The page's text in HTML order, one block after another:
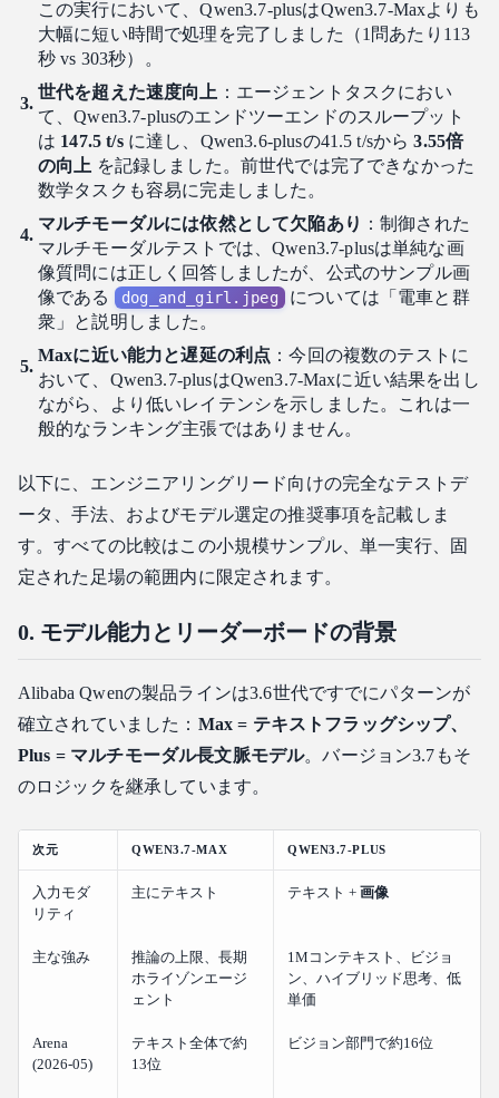
この実行において、Qwen3.7-plusはQwen3.7-Maxよりも
大幅に短い時間で処理を完了しました（1問あたり113
秒 vs 303秒）。
世代を超えた速度向上 ：エージェントタスクにおい
て、Qwen3.7-plusのエンドツーエンドのスループット
は 147.5 t/sに達し、Qwen3.6-plusの41.5 t/sから3.55倍
の向上 を記録しました。前世代では完了できなかった
数学タスクも容易に完走しました。
マルチモーダルには依然として欠陥あり ：制御された
マルチモーダルテストでは、Qwen3.7-plusは単純な画
像質問には正しく回答しましたが、公式のサンプル画
像である
dog_and_girl.jpeg については「電車と群
衆」と説明しました。
Maxに近い能力と遅延の利点 ：今回の複数のテストに
おいて、Qwen3.7-plusはQwen3.7-Maxに近い結果を出し
ながら、より低いレイテンシを示しました。これは一
般的なランキング主張ではありません。
以下に、エンジニアリングリード向けの完全なテストデ
ータ、手法、およびモデル選定の推奨事項を記載しま
す。すべての比較はこの小規模サンプル、単一実行、固
定された足場の範囲内に限定されます。
0. モデル能力とリーダーボードの背景
Alibaba Qwenの製品ラインは3.6世代ですでにパターンが
確立されていました： Max = テキストフラッグシップ、
Plus = マルチモーダル長文脈モデル。バージョン3.7もそ
のロジックを継承しています。
次元 QWEN3.7-MAX QWEN3.7-PLUS
入力モダ
リティ
主にテキスト テキスト + 画像
主な強み
推論の上限、長期
ホライゾンエージ
ェント
1Mコンテキスト、ビジョ
ン、ハイブリッド思考、低
単価
Arena
(2026-05)
テキスト全体で約
13位
ビジョン部門で約16位